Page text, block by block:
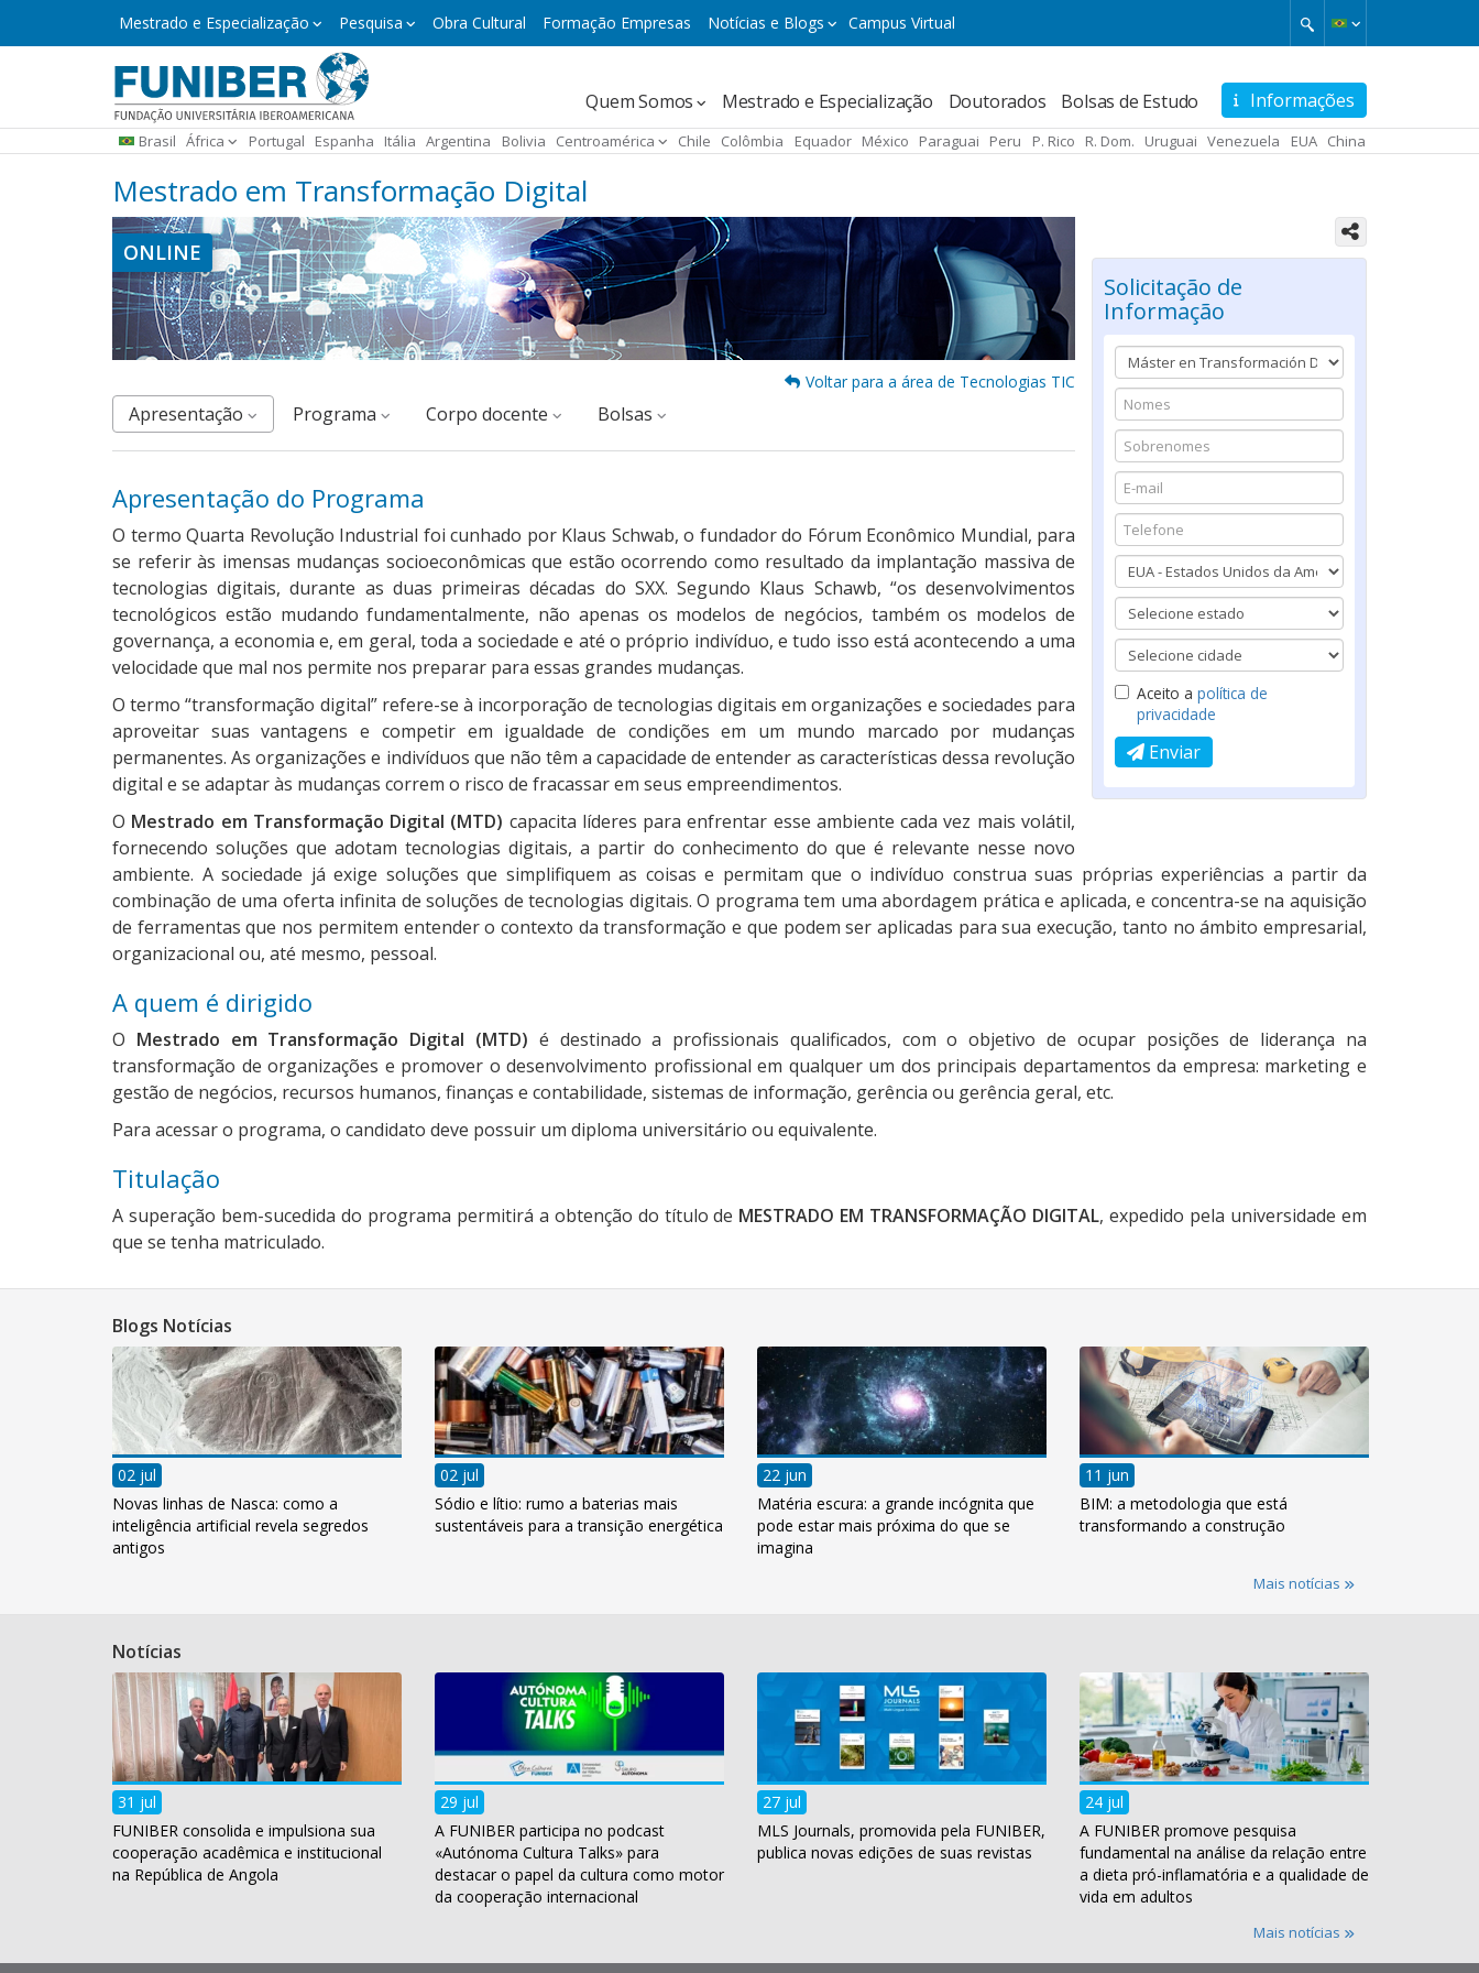
Mestrado
e
Mestrado e Especialização Pesquisa Obra Cultural Formação Empresas Notícias e Blogs Campus Virtual
Informações
Navegación
principal
Quem Somos Mestrado e Especialização Doutorados Bolsas de Estudo
Brasil África Portugal Espanha Itália Argentina Bolivia Centroamérica Chile Colômbia Equador México Paraguai Peru P. Rico R. Dom. Uruguai Venezuela EUA China
Mestrado em Transformação Digital
Solicitação de
Informação
Aceito a política de
privacidade
Enviar
ONLINE
Voltar para a área de Tecnologias TIC
Apresentação Programa corpo docente Bolsas
Apresentação do Programa
O termo Quarta Revolução Industrial foi cunhado por Klaus Schwab, o fundador do Fórum Econômico Mundial, para
se referir às imensas mudanças socioeconômicas que estão ocorrendo como resultado da implantação massiva de
tecnologias digitais, durante as duas primeiras décadas do SXX. Segundo Klaus Schawb, “os desenvolvimentos
tecnológicos estão mudando fundamentalmente, não apenas os modelos de negócios, também os modelos de
governança, a economia e, em geral, toda a sociedade e até o próprio indivíduo, e tudo isso está acontecendo a uma
velocidade que mal nos permite nos preparar para essas grandes mudanças.
O termo “transformação digital” refere-se à incorporação de tecnologias digitais em organizações e sociedades para
aproveitar suas vantagens e competir em igualdade de condições em um mundo marcado por mudanças
permanentes. As organizações e indivíduos que não têm a capacidade de entender as características dessa revolução
digital e se adaptar às mudanças correm o risco de fracassar em seus empreendimentos.
O Mestrado em Transformação Digital (MTD) capacita líderes para enfrentar esse ambiente cada vez mais volátil,
fornecendo soluções que adotam tecnologias digitais, a partir do conhecimento do que é relevante nesse novo
ambiente. A sociedade já exige soluções que simplifiquem as coisas e permitam que o indivíduo construa suas próprias experiências a partir da
combinação de uma oferta infinita de soluções de tecnologias digitais. O programa tem uma abordagem prática e aplicada, e concentra-se na aquisição
de ferramentas que nos permitem entender o contexto da transformação e que podem ser aplicadas para sua execução, tanto no ámbito empresarial,
organizacional ou, até mesmo, pessoal.
A quem é dirigido
O Mestrado em Transformação Digital (MTD) é destinado a profissionais qualificados, com o objetivo de ocupar posições de liderança na
transformação de organizações e promover o desenvolvimento profissional em qualquer um dos principais departamentos da empresa: marketing e
gestão de negócios, recursos humanos, finanças e contabilidade, sistemas de informação, gerência ou gerência geral, etc.
Para acessar o programa, o candidato deve possuir um diploma universitário ou equivalente.
Titulação
A superação bem-sucedida do programa permitirá a obtenção do título de MESTRADO EM TRANSFORMAÇÃO DIGITAL, expedido pela universidade em
que se tenha matriculado.
Blogs Notícias
02 jul
Novas linhas de Nasca: como a
inteligência artificial revela segredos
antigos
02 jul
Sódio e lítio: rumo a baterias mais
sustentáveis para a transição energética
22 jun
Matéria escura: a grande incógnita que
pode estar mais próxima do que se
imagina
11 jun
BIM: a metodologia que está
transformando a construção
Mais notícias
Notícias
31 jul
FUNIBER consolida e impulsiona sua
cooperação acadêmica e institucional
na República de Angola
29 jul
A FUNIBER participa no podcast
«Autónoma Cultura Talks» para
destacar o papel da cultura como motor
da cooperação internacional
27 jul
MLS Journals, promovida pela FUNIBER,
publica novas edições de suas revistas
24 jul
A FUNIBER promove pesquisa
fundamental na análise da relação entre
a dieta pró-inflamatória e a qualidade de
vida em adultos
Mais notícias